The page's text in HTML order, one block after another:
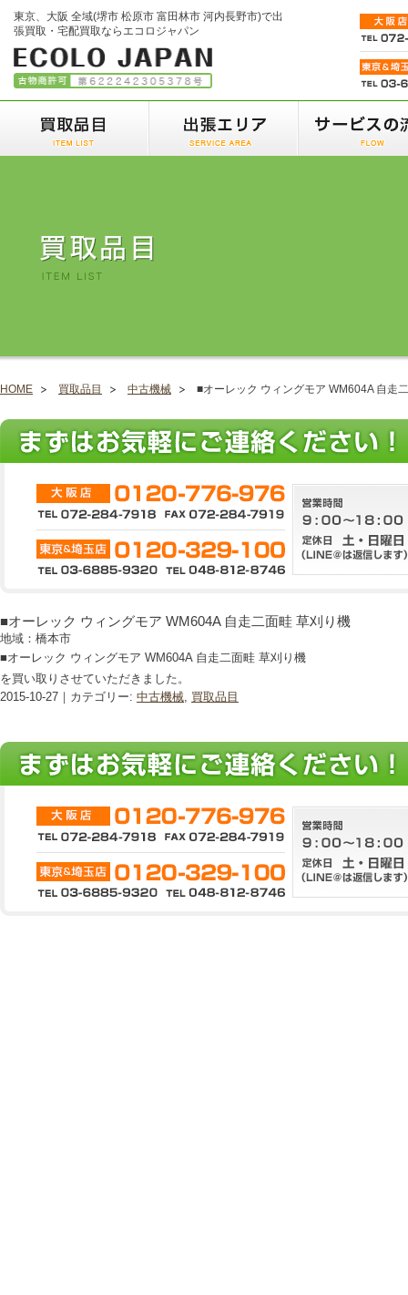
東京、大阪 全域(堺市 松原市 富田林市 河内長野市)で出
張買取・宅配買取ならエコロジャパン
HOME 買取品目 中古機械 ■オーレック ウィングモア WM604A 自走
■オーレック ウィングモア WM604A 自走二面畦 草刈り機
地域：橋本市
■オーレック ウィングモア WM604A 自走二面畦 草刈り機
を買い取りさせていただきました。
2015-10-27｜カテゴリー: 中古機械, 買取品目